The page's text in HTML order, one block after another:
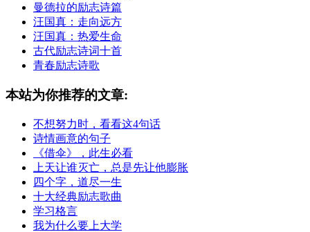
曼德拉的励志诗篇
汪国真：走向远方
汪国真：热爱生命
古代励志诗词十首
青春励志诗歌
本站为你推荐的文章:
不想努力时，看看这4句话
诗情画意的句子
《借伞》，此生必看
上天让谁灭亡，总是先让他膨胀
四个字，道尽一生
十大经典励志歌曲
学习格言
我为什么要上大学